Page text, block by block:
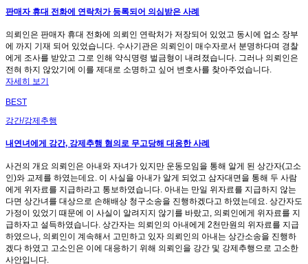
판매자 휴대 전화에 연락처가 등록되어 의심받은 사례
의뢰인은 판매자 휴대 전화에 의뢰인 연락처가 저장되어 있었고 동시에 업소 장부
에 까지 기재 되어 있었습니다. 수사기관은 의뢰인이 매수자로서 분명하다며 경찰
에게 조사를 받았고 그로 인해 약식명령 벌금형이 내려졌습니다. 그러나 의뢰인은
전혀 하지 않았기에 이를 제대로 소명하고 싶어 변호사를 찾아주었습니다.
자세히 보기
BEST
강간/강제추행
내연녀에게 강간, 강제추행 혐의로 무고당해 대응한 사례
사건의 개요 의뢰인은 아내와 자녀가 있지만 운동모임을 통해 알게 된 상간자(고소
인)와 교제를 하였는데요. 이 사실을 아내가 알게 되었고 삼자대면을 통해 두 사람
에게 위자료를 지급하라고 통보하였습니다. 아내는 만일 위자료를 지급하지 않는
다면 상간녀를 대상으로 손해배상 청구소송을 진행하겠다고 하였는데요. 상간자도
가정이 있었기 때문에 이 사실이 알려지지 않기를 바랐고, 의뢰인에게 위자료를 지
급하자고 설득하였습니다. 상간자는 의뢰인의 아내에게 2천만원의 위자료를 지급
하였으나, 의뢰인이 계속해서 고민하고 있자 의뢰인의 아내는 상간소송을 진행하
겠다 하였고 고소인은 이에 대응하기 위해 의뢰인을 강간 및 강제추행으로 고소한
사안입니다.